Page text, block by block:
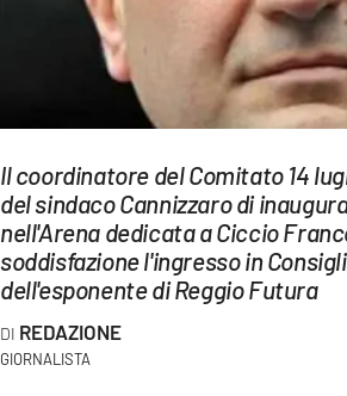
LAC NETWORK
LAC ONAIR
Network
LACPLAY.IT
Il coordinatore del Comitato 14
del sindaco Cannizzaro di
nell'Arena dedicata a Ciccio
soddisfazione l'ingresso in
dell'esponente di Reggio Futura
REDAZIONE
GIORNALISTA